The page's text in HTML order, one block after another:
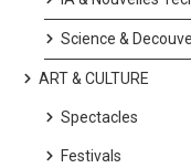
Science &
ART & CULTURE
Spectacles
Festivals